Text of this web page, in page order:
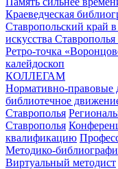
Краеведческая
Ставропольский край
искусства
Ретро-точка
калейдоскоп
КОЛЛЕГАМ
Нормативно-правовые
библиотечное
Ставрополья
Ставрополья
квалификацию
Методико-
Виртуальный методист